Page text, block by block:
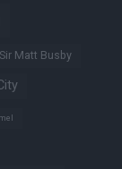
Sir Matt Busby